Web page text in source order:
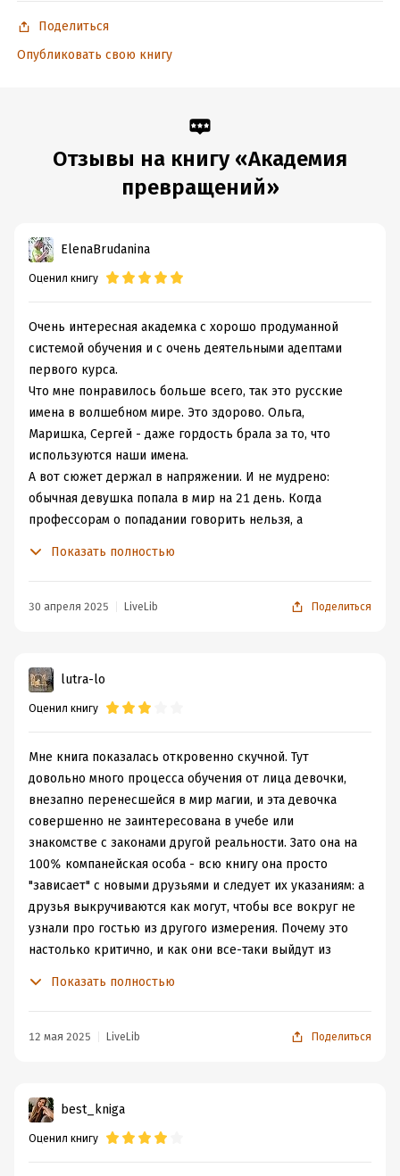
Поделиться
Опубликовать свою книгу
Отзывы на книгу «Академия
превращений»
ElenaBrudanina
Оценил книгу
Очень интересная академка с хорошо продуманной
системой обучения и с очень деятельными адептами
первого курса.
Что мне понравилось больше всего, так это русские
имена в волшебном мире. Это здорово. Ольга,
Маришка, Сергей - даже гордость брала за то, что
используются наши имена.
А вот сюжет держал в напряжении. И не мудрено:
обычная девушка попала в мир на 21 день. Когда
профессорам о попадании говорить нельзя, а
Я очень переживала за любовную линию. Каковы будут
Ольги. Знаете, а мне понравилось то, что получилось в
конце. Это логично и, главное, правильно. Я рада, что в
конце все были счастливы.
связанных со злодеями и преподавателями! Как
интересно протекала эта линия в книге, как сильно во
все эти взрослые дела вляпались первокурсники. И
как же здорово, что все в конечном итоге
разрешилось. Хотя, пострадавших ребят было очень
жалко.
Хочется сказать огромное спасибо авторам за такую
интересную книгу о студенческой дружбе и
взаимопомощи. Мне очень сюжет пришелся по душе.
Показать полностью
30 апреля 2025 LiveLib Поделиться
lutra-lo
Оценил книгу
Мне книга показалась откровенно скучной. Тут
довольно много процесса обучения от лица девочки,
внезапно перенесшейся в мир магии, и эта девочка
совершенно не заинтересована в учебе или
знакомстве с законами другой реальности. Зато она на
100% компанейская особа - всю книгу она просто
"зависает" с новыми друзьями и следует их указаниям: а
друзья выкручиваются как могут, чтобы все вокруг не
узнали про гостью из другого измерения. Почему это
настолько критично, и как они все-таки выйдут из
Вообще, почти все действия студентов в первых двух
другой школой, но их все равно привлекли. Вроде бы
студенты получили подозрительные подарки, но они
никак не пригодятся в сюжете (кроме дополнительной
Показать полностью
12 мая 2025 LiveLib Поделиться
best_kniga
Оценил книгу